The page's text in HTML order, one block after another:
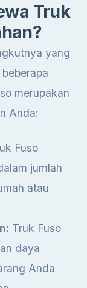
Truk
yang
merupakan
Anda:
Fuso
jumlah
atau
Truk Fuso
daya
Anda